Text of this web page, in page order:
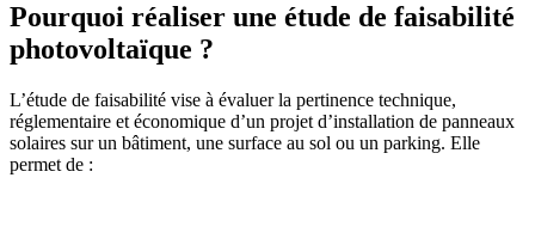
Pourquoi réaliser une étude de faisabilité
photovoltaïque ?
L’étude de faisabilité vise à évaluer la pertinence technique,
réglementaire et économique d’un projet d’installation de panneaux
solaires sur un bâtiment, une surface au sol ou un parking. Elle
permet de :